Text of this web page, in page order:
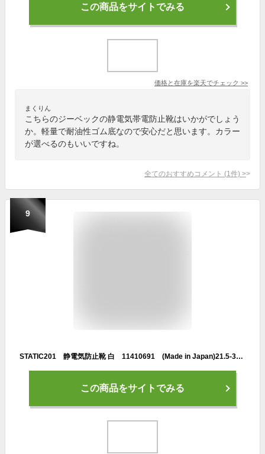
この商品をサイトでみる
価格と在庫を楽天でチェック >>
まくりん
こちらのジーベックの静電気帯電防止靴はいかがでしょう
か。軽量で耐油性ゴム底なので安心だと思います。カラー
が選べるのもいいですね。
全てのおすすめコメント (1 件) >
9
STATIC201 静電気防止靴 白 11410691 (Made in Japan)21.5-30cm ムーンスター
この商品をサイトでみる